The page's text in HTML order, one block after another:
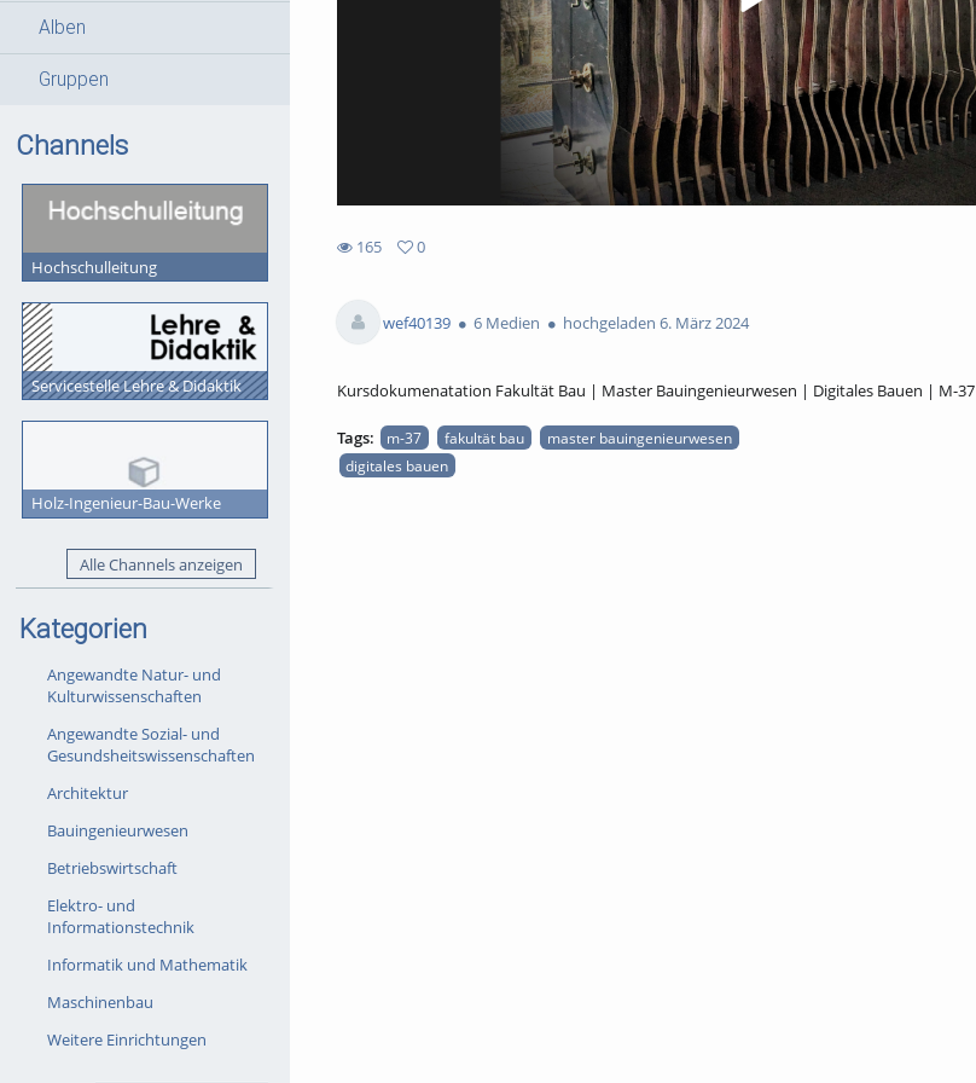
Alben
Gruppen
Channels
Hochschulleitung
Servicestelle Lehre & Didaktik
Holz-Ingenieur-Bau-Werke
Alle Channels anzeigen
Kategorien
Angewandte Natur- und
Kulturwissenschaften
Angewandte Sozial- und
Gesundsheitswissenschaften
Architektur
Bauingenieurwesen
Betriebswirtschaft
Elektro- und
Informationstechnik
Informatik und Mathematik
Maschinenbau
Weitere Einrichtungen
165
views
0
wef40139
6 Medien hochgeladen 6. März 2024
Kursdokumenatation Fakultät Bau | Master Bauingenieurwesen | Digitales Bauen | M-37
Tags: m-37 fakultät bau
master bauingenieurwesen
digitales bauen